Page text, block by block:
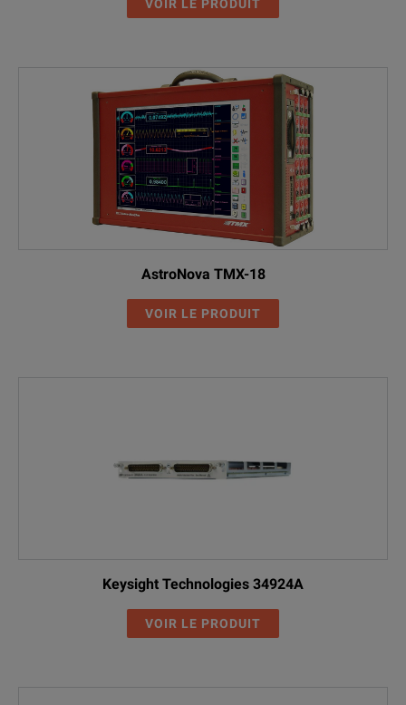
VOIR LE PRODUIT
AstroNova TMX-18
VOIR LE PRODUIT
Keysight Technologies 34924A
VOIR LE PRODUIT